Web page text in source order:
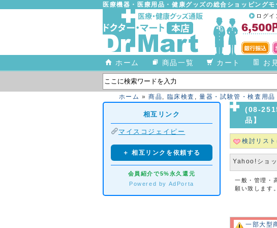
医療機器・医療用品・健康グッズの総合ショッピング
ログイ
ホーム 商品一覧 カート お
ホーム »商品, 臨床検査 ,量器・試験管・検査用品
(08-
品】
検討リス
Yahoo!ショ
一般・管理・
願い致します。
一部大型
相互リンク
マイスコジェイピー
＋ 相互リンクを依頼する
会員紹介で5%永久還元
Powered by AdPorta